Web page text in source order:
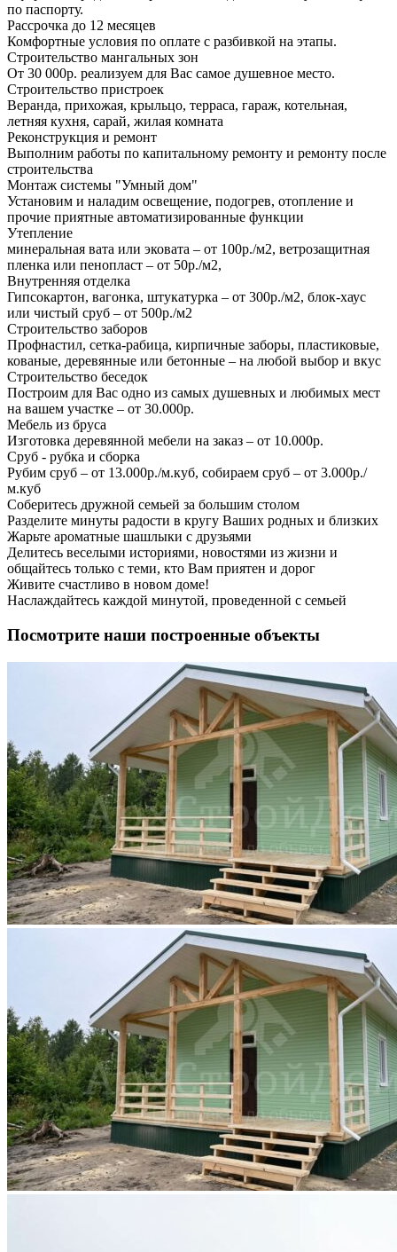
по паспорту.
Рассрочка до 12 месяцев
Комфортные условия по оплате с разбивкой на этапы.
Строительство мангальных зон
От 30 000р. реализуем для Вас самое душевное место.
Строительство пристроек
Веранда, прихожая, крыльцо, терраса, гараж, котельная,
летняя кухня, сарай, жилая комната
Реконструкция и ремонт
Выполним работы по капитальному ремонту и ремонту после
строительства
Монтаж системы "Умный дом"
Установим и наладим освещение, подогрев, отопление и
прочие приятные автоматизированные функции
Утепление
минеральная вата или эковата – от 100р./м2, ветрозащитная
пленка или пенопласт – от 50р./м2,
Внутренняя отделка
Гипсокартон, вагонка, штукатурка – от 300р./м2, блок-хаус
или чистый сруб – от 500р./м2
Строительство заборов
Профнастил, сетка-рабица, кирпичные заборы, пластиковые,
кованые, деревянные или бетонные – на любой выбор и вкус
Строительство беседок
Построим для Вас одно из самых душевных и любимых мест
на вашем участке – от 30.000р.
Мебель из бруса
Изготовка деревянной мебели на заказ – от 10.000р.
Сруб - рубка и сборка
Рубим сруб – от 13.000р./м.куб, собираем сруб – от 3.000р./
м.куб
Соберитесь дружной семьей за большим столом
Разделите минуты радости в кругу Ваших родных и близких
Жарьте ароматные шашлыки с друзьями
Делитесь веселыми историями, новостями из жизни и
общайтесь только с теми, кто Вам приятен и дорог
Живите счастливо в новом доме!
Наслаждайтесь каждой минутой, проведенной с семьей
Посмотрите наши построенные объекты